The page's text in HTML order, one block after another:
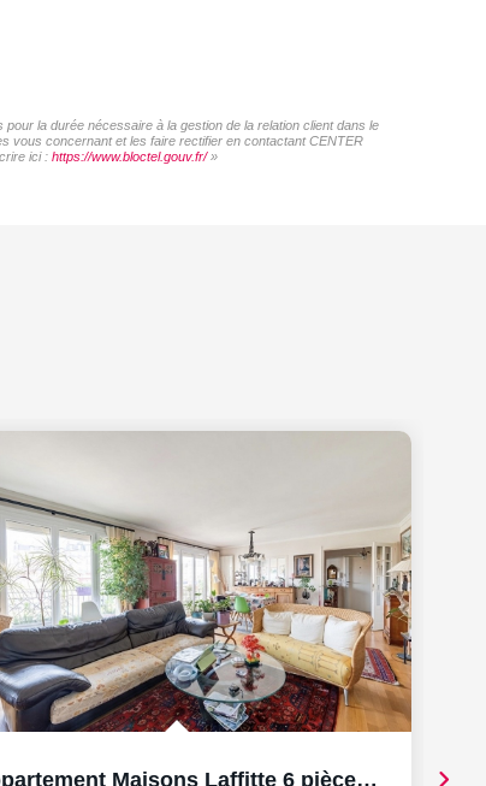
la durée nécessaire à la gestion de la relation client dans le
vous concernant et les faire rectifier en contactant CENTER
ici : https://www.bloctel.gouv.fr/»
Appartement Maisons Laffitte 6 pièce(s) 155 m2 ascenseur,...